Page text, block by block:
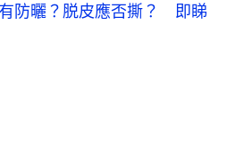
有防曬？脱皮應否撕？ 即睇